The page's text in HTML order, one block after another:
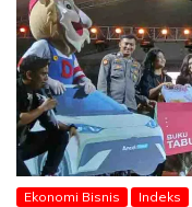
Ekonomi Bisnis Indeks